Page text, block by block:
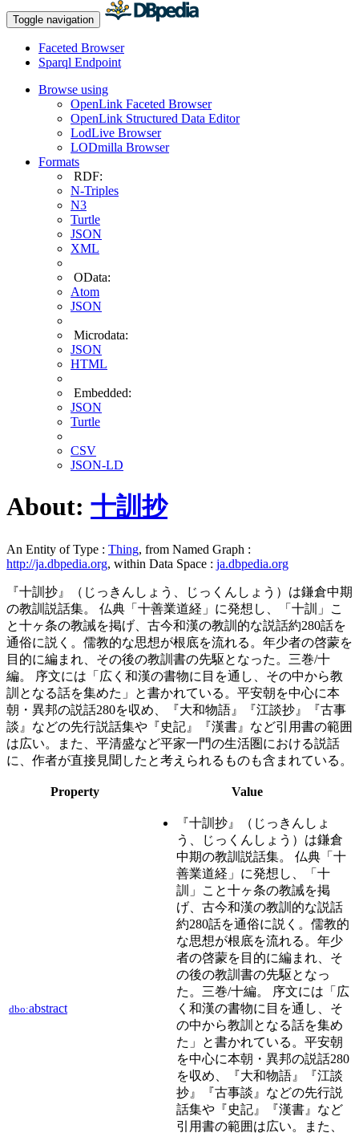
Toggle navigation
Faceted Browser
Sparql Endpoint
Browse using
OpenLink Faceted Browser
OpenLink Structured Data Editor
LodLive Browser
LODmilla Browser
Formats
RDF:
N-Triples
N3
Turtle
JSON
XML
OData:
Atom
JSON
Microdata:
JSON
HTML
Embedded:
JSON
Turtle
CSV
JSON-LD
About: 十訓抄
An Entity of Type : Thing, from Named Graph :
http://ja.dbpedia.org, within Data Space : ja.dbpedia.org
『十訓抄』（じっきんしょう、じっくんしょう）は鎌倉中期
の教訓説話集。 仏典「十善業道経」に発想し、「十訓」こ
と十ヶ条の教誡を掲げ、古今和漢の教訓的な説話約280話を
通俗に説く。儒教的な思想が根底を流れる。年少者の啓蒙を
目的に編まれ、その後の教訓書の先駆となった。三巻/十
編。 序文には「広く和漢の書物に目を通し、その中から教
訓となる話を集めた」と書かれている。平安朝を中心に本
朝・異邦の説話280を収め、『大和物語』『江談抄』『古事
談』などの先行説話集や『史記』『漢書』など引用書の範囲
は広い。また、平清盛など平家一門の生活圏における説話
に、作者が直接見聞したと考えられるものも含まれている。
Property Value
dbo:abstract
『十訓抄』（じっきんしょ
う、じっくんしょう）は鎌倉
中期の教訓説話集。 仏典「十
善業道経」に発想し、「十
訓」こと十ヶ条の教誡を掲
げ、古今和漢の教訓的な説話
約280話を通俗に説く。儒教的
な思想が根底を流れる。年少
者の啓蒙を目的に編まれ、そ
の後の教訓書の先駆となっ
た。三巻/十編。 序文には「広
く和漢の書物に目を通し、そ
の中から教訓となる話を集め
た」と書かれている。平安朝
を中心に本朝・異邦の説話280
を収め、『大和物語』『江談
抄』『古事談』などの先行説
話集や『史記』『漢書』など
引用書の範囲は広い。また、